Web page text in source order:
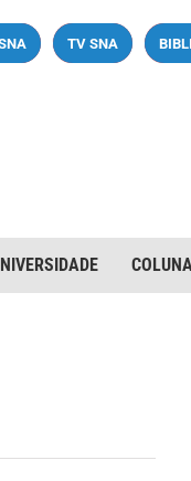
TV SNA